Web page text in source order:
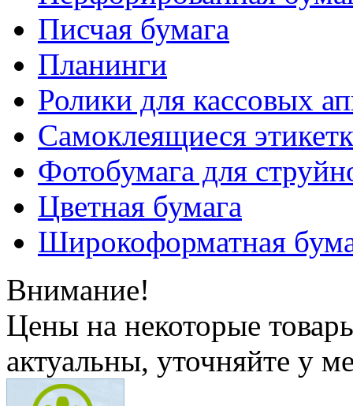
Писчая бумага
Планинги
Ролики для кассовых
Самоклеящиеся
Фотобумага для
Цветная бумага
Широкоформатная
Внимание!
Цены на некоторые
актуальны, уточняйте у